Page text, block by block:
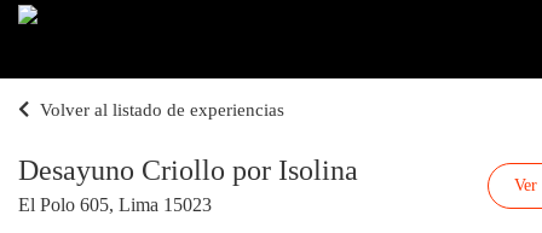
Volver al listado de experiencias
Desayuno Criollo por Isolina
El Polo 605, Lima 15023
Ver